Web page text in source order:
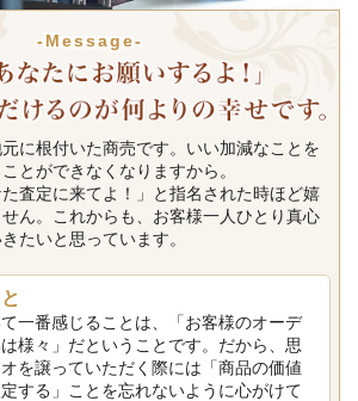
-Message-
に根付いた商売です。いい加減なことを
とができなくなりますから。
査定に来てよ！」と指名された時ほど嬉
ん。これからも、お客様一人ひとり真心
たいと思っています。
一番感じることは、「お客様のオーデ
様々」だということです。だから、思
を譲っていただく際には「商品の価値
する」ことを忘れないように心がけて